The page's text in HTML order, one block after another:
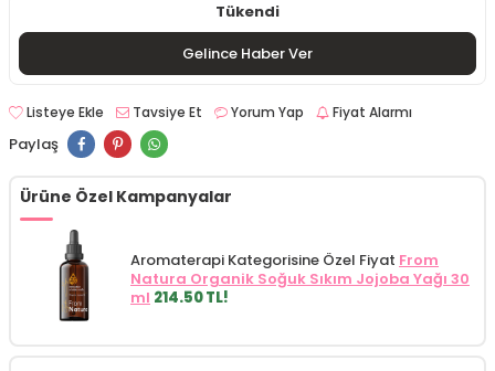
Tükendi
Gelince Haber Ver
Listeye Ekle Tavsiye Et Yorum Yap Fiyat Alarmı
Paylaş
Ürüne Özel Kampanyalar
Aromaterapi Kategorisine Özel Fiyat From
Natura Organik Soğuk Sıkım Jojoba Yağı 30
ml 214.50 TL!